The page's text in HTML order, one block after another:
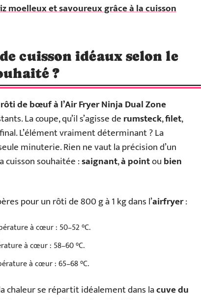
moelleux et savoureux grâce à la cuisson
cuisson idéaux selon le
?
rôti de bœuf à l’Air Fryer Ninja Dual Zone
La coupe, qu’il s’agisse derumsteck,filet,
L’élément vraiment déterminant ? La
minuterie. Rien ne vaut la précision d’un
cuisson souhaitée :saignant,à pointoubien
pour un rôti de 800 g à 1 kg dans l’airfryer:
à cœur : 50–52 °C.
à cœur : 58–60 °C.
à cœur : 65–68 °C.
chaleur se répartit idéalement dans lacuve du